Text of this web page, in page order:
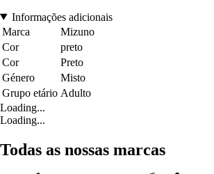
Informações adicionais
Marca
Mizuno
Cor
preto
Cor
Preto
Género
Misto
Grupo etário Adulto
Loading...
Loading...
Todas as nossas marcas